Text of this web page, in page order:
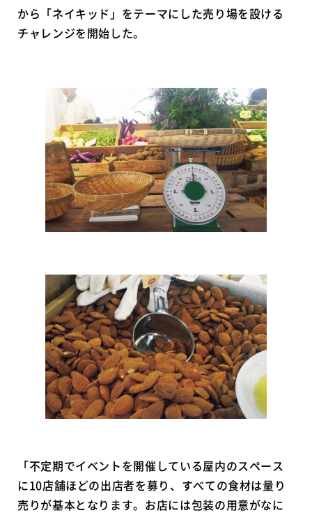
から「ネイキッド」をテーマにした売り場を設ける
チャレンジを開始した。
「不定期でイベントを開催している屋内のスペース
に10店舗ほどの出店者を募り、すべての食材は量り
売りが基本となります。お店には包装の用意がなに